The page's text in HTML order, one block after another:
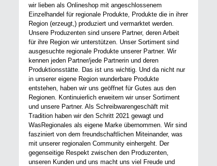
wir lieben als Onlineshop mit angeschlossenem
Einzelhandel für regionale Produkte, Produkte die in ihrer
Region (erzeugt,) produziert und vermarktet werden.
Unsere Produzenten sind unsere Partner, deren Arbeit
für ihre Region wir unterstützen. Unser Sortiment sind
ausgesuchte regionale Produkte unserer Partner. Wir
kennen jeden Partner/jede Partnerin und deren
Produktionsstätte. Das ist uns wichtig. Und da nicht nur
in unserer eigene Region wunderbare Produkte
entstehen, haben wir uns geöffnet für Gutes aus den
Regionen. Kontinuierlich erweitern wir unser Sortiment
und unsere Partner. Als Schreibwarengeschäft mit
Tradition haben wir den Schritt 2021 gewagt und
WasRegionales als eigene Marke übernommen. Wir sind
fasziniert von dem freundschaftlichen Miteinander, was
mit unserer regionalen Community einhergeht. Der
gegenseitige Respekt zwischen den Produzenten,
unseren Kunden und uns macht uns viel Freude und